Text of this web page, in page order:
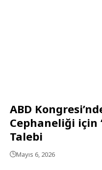
ABD
Cephaneliği için
Talebi
Mayıs 6, 2026